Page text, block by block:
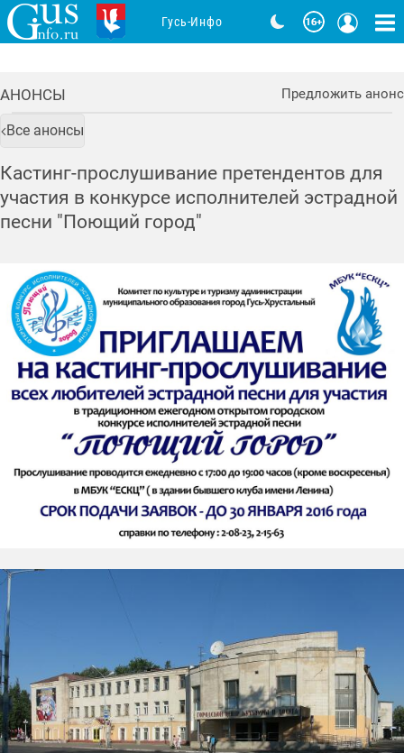
АНОНСЫ Предложить анонс
Все анонсы
Кастинг-прослушивание претендентов для
участия в конкурсе исполнителей эстрадной
песни "Поющий город"
Гусь-Инфо